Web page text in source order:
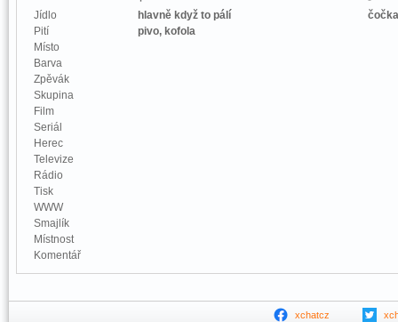
Jídlo
hlavně když to pálí
čočka
Pití
pivo, kofola
Místo
Barva
Zpěvák
Skupina
Film
Seriál
Herec
Televize
Rádio
Tisk
WWW
Smajlík
Místnost
Komentář
xchatcz